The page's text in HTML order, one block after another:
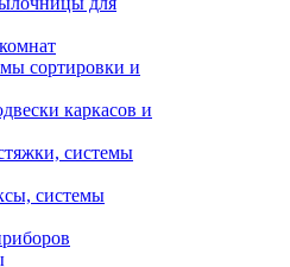
сортировки и
каркасов и
системы
системы